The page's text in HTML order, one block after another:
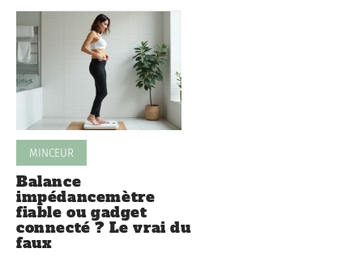
MINCEUR
Balance
impédancemètre
fiable ou gadget
connecté ? Le vrai du
faux